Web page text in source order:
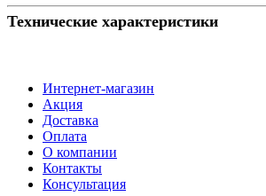
Технические характеристики
Интернет-магазин
Акция
Доставка
Оплата
О компании
Контакты
Консультация